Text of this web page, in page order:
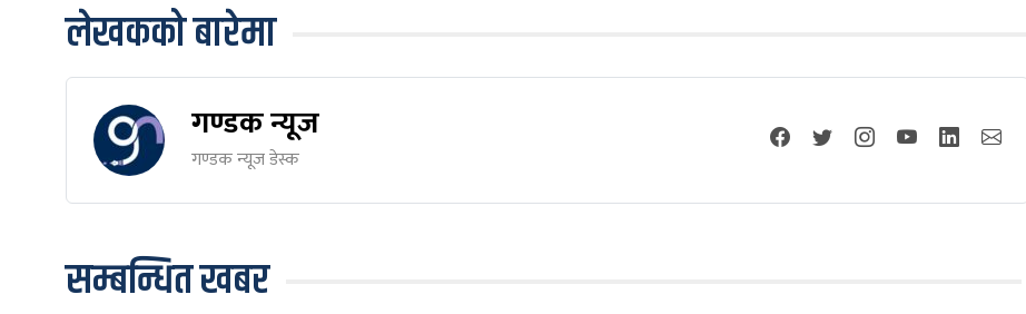
लेखकको बारेमा
गण्डक न्यूज
गण्डक न्यूज डेस्क
सम्बन्धित खबर